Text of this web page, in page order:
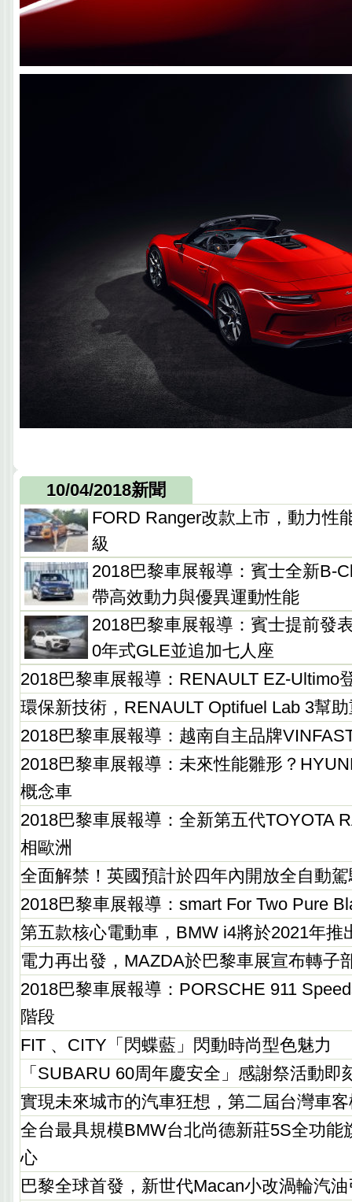
10/04/2018新聞
FORD Ranger改款上市，動力性
級
2018巴黎車展報導：賓士全新B-
帶高效動力與優異運動性能
2018巴黎車展報導：賓士提前發
0年式GLE並追加七人座
2018巴黎車展報導：RENAULT EZ-Ultimo
環保新技術，RENAULT Optifuel Lab 3幫
2018巴黎車展報導：越南自主品牌
2018巴黎車展報導：未來性能雛形？
概念車
2018巴黎車展報導：全新第五代TOYOTA
相歐洲
全面解禁！英國預計於四年內開放全自動
2018巴黎車展報導：smart For Two Pure
第五款核心電動車，BMW i4將於2021年推
電力再出發，MAZDA於巴黎車展宣布轉子
2018巴黎車展報導：PORSCHE 911
階段
FIT 、CITY「閃蝶藍」閃動時尚型色魅力
「SUBARU 60周年慶安全」感謝祭活動即
實現未來城市的汽車狂想，第二屆台灣車
全台最具規模BMW台北尚德新莊5S全功能
心
巴黎全球首發，新世代Macan小改渦輪汽油